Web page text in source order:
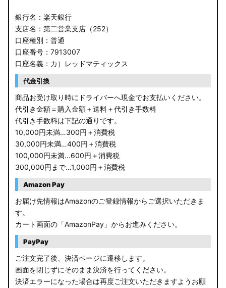
銀行名：楽天銀行
支店名：第二営業支店（252）
口座種別：普通
口座番号：7913007
口座名義：カ）レッドマティックス
代金引換
商品お受け取り時にドライバーへ現金でお支払いください。
代引き金額＝購入金額＋送料＋代引き手数料
代引き手数料は下記の通りです。
10,000円未満…300円＋消費税
30,000円未満…400円＋消費税
100,000円未満…600円＋消費税
300,000円まで…1,000円＋消費税
Amazon Pay
お届け先情報はAmazonのご登録情報からご選択いただきま
す。
カート画面の「AmazonPay」からお進みください。
PayPay
ご注文完了後、決済ページに遷移します。
画面を閉じずにそのまま決済を行ってください。
決済エラーになった場合は再度ご注文いただきますようお願